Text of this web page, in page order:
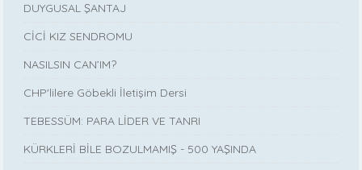
DUYGUSAL ŞANTAJ
CİCİ KIZ SENDROMU
NASILSIN CAN’IM?
CHP'lilere Göbekli İletişim Dersi
TEBESSÜM: PARA LİDER VE TANRI
KÜRKLERİ BİLE BOZULMAMIŞ - 500 YAŞINDA